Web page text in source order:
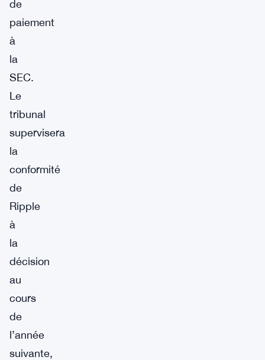
de
paiement
à
la
SEC.
Le
tribunal
supervisera
la
conformité
de
Ripple
à
la
décision
au
cours
de
l’année
suivante,